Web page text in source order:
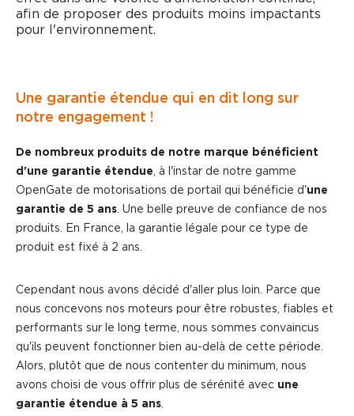
afin de proposer des produits moins impactants
pour l'environnement.
Une garantie étendue qui en dit long sur
notre engagement !
De nombreux produits de notre marque bénéficient
d'une garantie étendue , à l'instar de notre gamme
OpenGate de motorisations de portail qui bénéficie d'une
garantie de 5 ans . Une belle preuve de confiance de nos
produits. En France, la garantie légale pour ce type de
produit est fixé à 2 ans.
Cependant nous avons décidé d'aller plus loin. Parce que
nous concevons nos moteurs pour être robustes, fiables et
performants sur le long terme, nous sommes convaincus
qu'ils peuvent fonctionner bien au-delà de cette période.
Alors, plutôt que de nous contenter du minimum, nous
avons choisi de vous offrir plus de sérénité avec une
garantie étendue à 5 ans